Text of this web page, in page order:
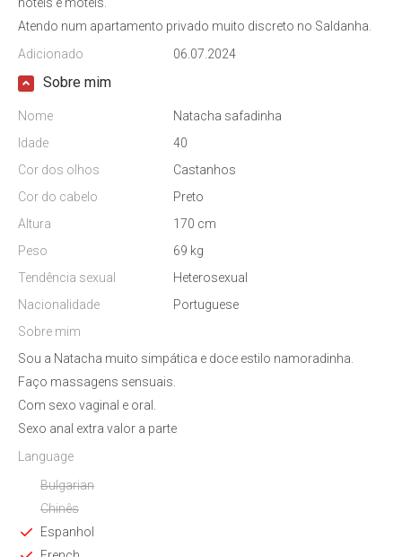
Atendo num apartamento privado muito discreto no Saldanha.
Adicionado
06.07.2024
Sobre mim
Nome
Natacha safadinha
Idade
40
Cor dos olhos
Castanhos
Cor do cabelo
Preto
Altura
170 cm
Peso
69 kg
Tendência sexual
Heterosexual
Nacionalidade
Portuguese
Sobre mim
Sou a Natacha muito simpática e doce estilo namoradinha.
Faço massagens sensuais.
Com sexo vaginal e oral.
Sexo anal extra valor a parte
Language
Bulgarian
Chinês
Espanhol